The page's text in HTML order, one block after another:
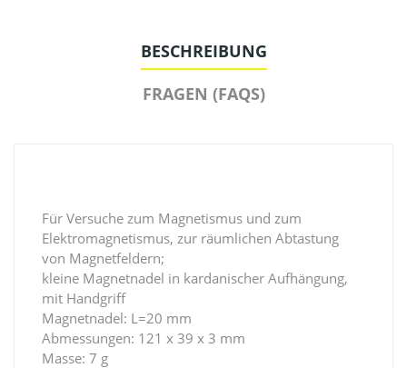
BESCHREIBUNG
FRAGEN (FAQS)
Für Versuche zum Magnetismus und zum
Elektromagnetismus, zur räumlichen Abtastung
von Magnetfeldern;
kleine Magnetnadel in kardanischer Aufhängung,
mit Handgriff
Magnetnadel: L=20 mm
Abmessungen: 121 x 39 x 3 mm
Masse: 7 g